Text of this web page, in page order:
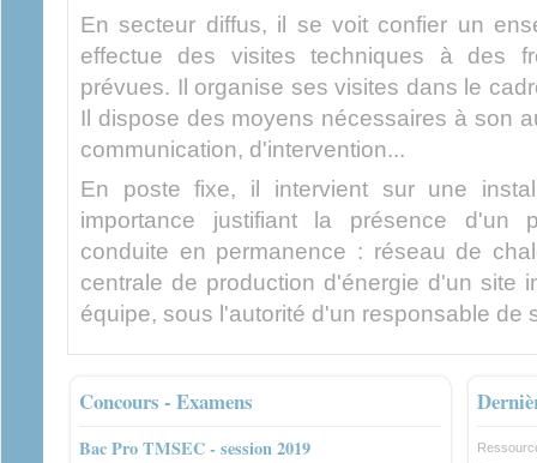
En secteur diffus, il se voit confier un
effectue des visites techniques à des
prévues. Il organise ses visites dans le
Il dispose des moyens nécessaires à son
communication, d'intervention...
En poste fixe, il intervient sur une
importance justifiant la présence d'un
conduite en permanence : réseau de
centrale de production d'énergie d'un site
équipe, sous l'autorité d'un responsable de
Concours - Examens
Bac Pro TMSEC - session 2019